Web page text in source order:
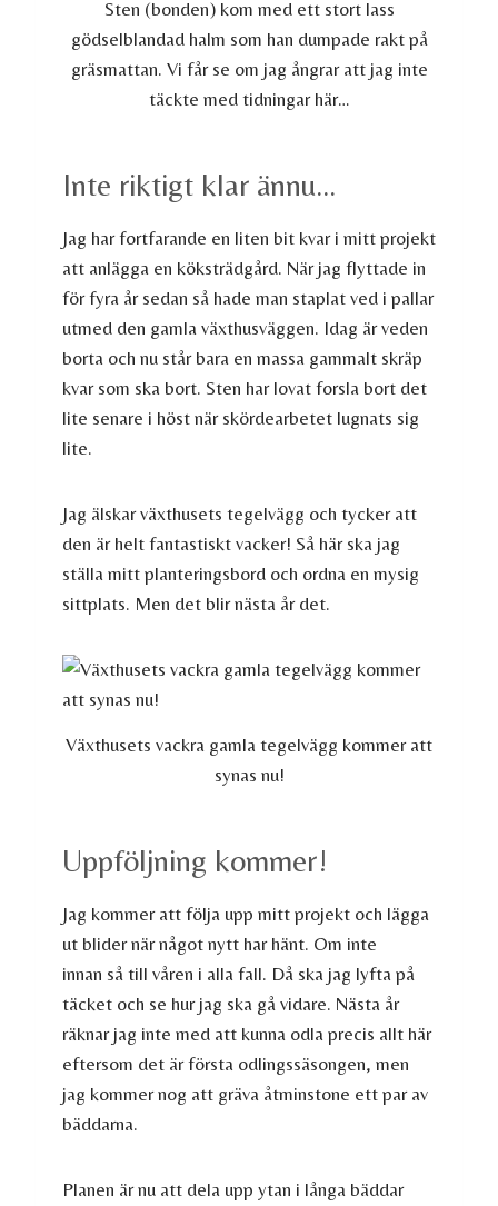
Sten (bonden) kom med ett stort lass
gödselblandad halm som han dumpade rakt på
gräsmattan. Vi får se om jag ångrar att jag inte
täckte med tidningar här…
Inte riktigt klar ännu…
Jag har fortfarande en liten bit kvar i mitt projekt
att anlägga en köksträdgård. När jag flyttade in
för fyra år sedan så hade man staplat ved i pallar
utmed den gamla växthusväggen. Idag är veden
borta och nu står bara en massa gammalt skräp
kvar som ska bort. Sten har lovat forsla bort det
lite senare i höst när skördearbetet lugnats sig
lite.
Jag älskar växthusets tegelvägg och tycker att
den är helt fantastiskt vacker! Så här ska jag
ställa mitt planteringsbord och ordna en mysig
sittplats. Men det blir nästa år det.
Växthusets vackra gamla tegelvägg kommer att
synas nu!
Uppföljning kommer!
Jag kommer att följa upp mitt projekt och lägga
ut blider när något nytt har hänt. Om inte
innan så till våren i alla fall. Då ska jag lyfta på
täcket och se hur jag ska gå vidare. Nästa år
räknar jag inte med att kunna odla precis allt här
eftersom det är första odlingssäsongen, men
jag kommer nog att gräva åtminstone ett par av
bäddarna.
Planen är nu att dela upp ytan i långa bäddar